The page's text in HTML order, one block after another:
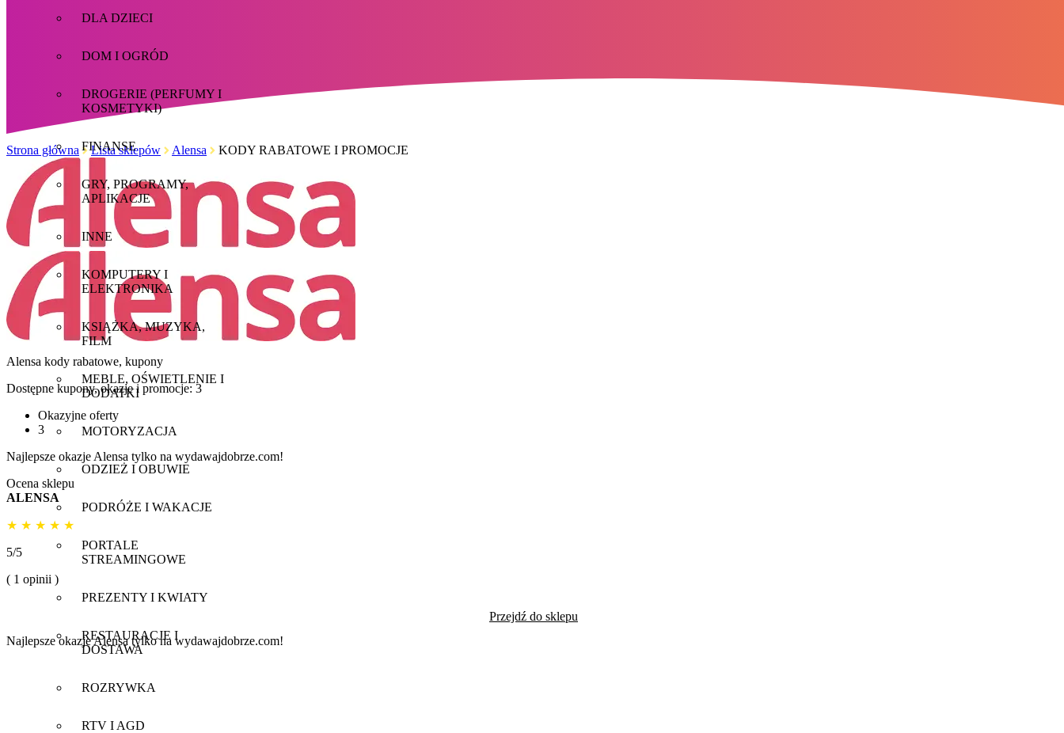
DLA DZIECI
DOM I OGRÓD
DROGERIE (PERFUMY I
KOSMETYKI)
FINANSE
GRY, PROGRAMY,
APLIKACJE
INNE
KOMPUTERY I
ELEKTRONIKA
KSIĄŻKA, MUZYKA,
FILM
MEBLE, OŚWIETLENIE I
DODATKI
MOTORYZACJA
ODZIEŻ I OBUWIE
PODRÓŻE I WAKACJE
PORTALE
STREAMINGOWE
PREZENTY I KWIATY
RESTAURACJE I
DOSTAWA
ROZRYWKA
RTV I AGD
Strona główna Lista sklepów Alensa KODY RABATOWE I PROMOCJE
Alensa kody rabatowe, kupony
Dostępne kupony, okazje i promocje: 3
Okazyjne oferty
3
Najlepsze okazje Alensa tylko na wydawajdobrze.com!
Ocena sklepu
ALENSA
★ ★ ★ ★ ★
5/5
( 1 opinii )
Przejdź do sklepu
Najlepsze okazje Alensa tylko na wydawajdobrze.com!